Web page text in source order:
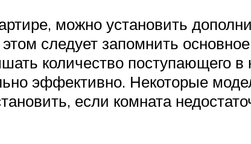
можно установить
следует запомнить
количество поступающего
эффективно. Некоторые
если комната